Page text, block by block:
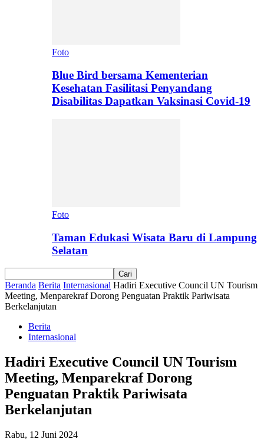
Foto
Blue Bird bersama Kementerian
Kesehatan Fasilitasi Penyandang
Disabilitas Dapatkan Vaksinasi Covid-19
Foto
Taman Edukasi Wisata Baru di Lampung
Selatan
Beranda Berita Internasional Hadiri Executive Council UN Tourism
Meeting, Menparekraf Dorong Penguatan Praktik Pariwisata
Berkelanjutan
Berita
Internasional
Hadiri Executive Council UN Tourism
Meeting, Menparekraf Dorong
Penguatan Praktik Pariwisata
Berkelanjutan
Rabu, 12 Juni 2024